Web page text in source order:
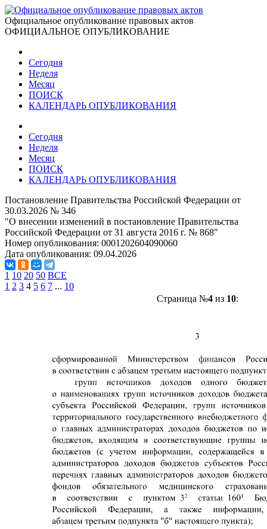
Официальное опубликование правовых актов
ОФИЦИАЛЬНОЕ ОПУБЛИКОВАНИЕ
Сегодня
Неделя
Месяц
ПОИСК
КАЛЕНДАРЬ ОПУБЛИКОВАНИЯ
Сегодня
Неделя
Месяц
ПОИСК
КАЛЕНДАРЬ ОПУБЛИКОВАНИЯ
Постановление Правительства Российской Федерации от
30.03.2026 № 346
"О внесении изменений в постановление Правительства
Российской Федерации от 31 августа 2016 г. № 868"
Номер опубликования: 0001202604090060
Дата опубликования: 09.04.2026
1 10 20 50 ВСЕ
1 2 3 4 5 6 7 ... 10
Страница №4из 10: